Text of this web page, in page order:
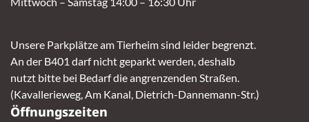
Unsere Parkplätze am Tierheim sind leider begrenzt.
An der B401 darf nicht geparkt werden, deshalb
nutzt bitte bei Bedarf die angrenzenden Straßen.
(Kavallerieweg, Am Kanal, Dietrich-Dannemann-Str.)
Öffnungszeiten